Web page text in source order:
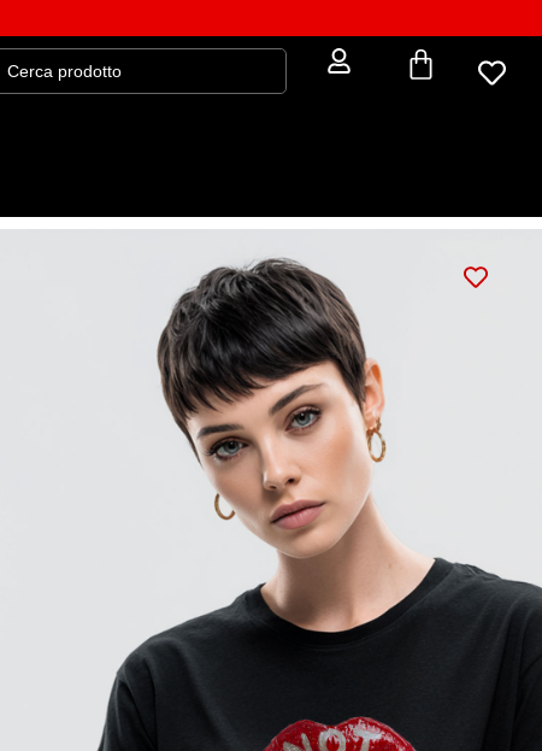
T-shirt NOT FOR ALL LIPS (unisex)
GUIDA ALLE MISURE
– unisex a taglio dritto, confortevole e
XL XXL
: NERO